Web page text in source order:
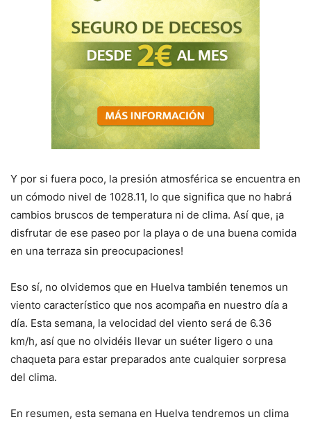
Y por si fuera poco, la presión atmosférica se encuentra en
un cómodo nivel de 1028.11, lo que significa que no habrá
cambios bruscos de temperatura ni de clima. Así que, ¡a
disfrutar de ese paseo por la playa o de una buena comida
en una terraza sin preocupaciones!
Eso sí, no olvidemos que en Huelva también tenemos un
viento característico que nos acompaña en nuestro día a
día. Esta semana, la velocidad del viento será de 6.36
km/h, así que no olvidéis llevar un suéter ligero o una
chaqueta para estar preparados ante cualquier sorpresa
del clima.
En resumen, esta semana en Huelva tendremos un clima